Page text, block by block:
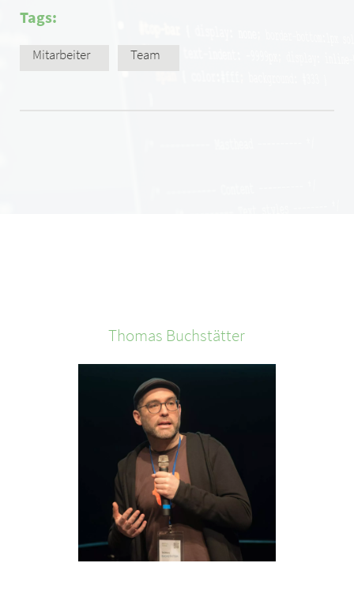
Tags:
Mitarbeiter Team
Thomas Buchstätter